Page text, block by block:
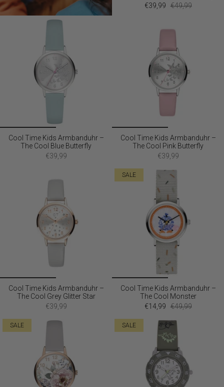
€39,99 €49,99
Cool Time Kids Armbanduhr –
The Cool Blue Butterfly
€39,99
Cool Time Kids Armbanduhr –
The Cool Pink Butterfly
€39,99
Cool Time Kids Armbanduhr –
The Cool Grey Glitter Star
€39,99
SALE
Cool Time Kids Armbanduhr –
The Cool Monster
€14,99 €49,99
SALE SALE